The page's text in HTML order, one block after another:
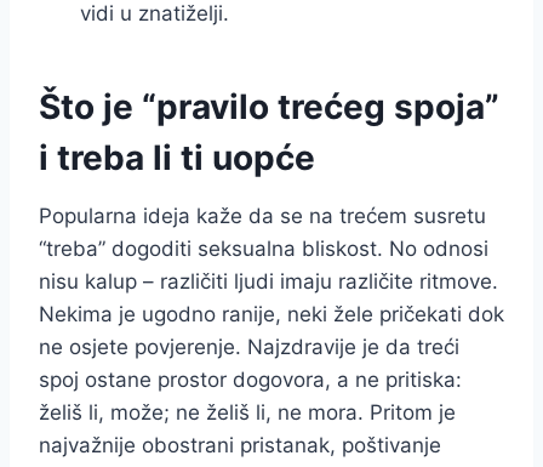
vidi u znatiželji.
Što je “pravilo trećeg spoja”
i treba li ti uopće
Popularna ideja kaže da se na trećem susretu
“treba” dogoditi seksualna bliskost. No odnosi
nisu kalup – različiti ljudi imaju različite ritmove.
Nekima je ugodno ranije, neki žele pričekati dok
ne osjete povjerenje. Najzdravije je da treći
spoj ostane prostor dogovora, a ne pritiska:
želiš li, može; ne želiš li, ne mora. Pritom je
najvažnije obostrani pristanak, poštivanje